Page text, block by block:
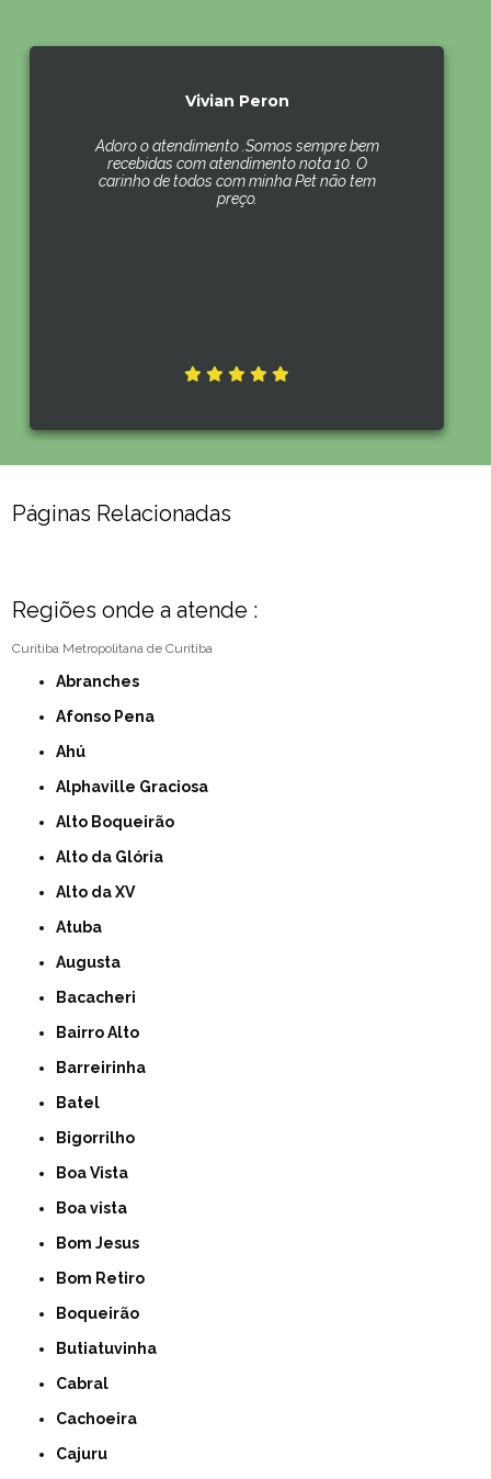
Vivian Peron
Adoro o atendimento .Somos sempre bem
recebidas com atendimento nota 10. O
carinho de todos com minha Pet não tem
preço.
Páginas Relacionadas
Regiões onde a atende :
Curitiba Metropolitana de Curitiba
Abranches
Afonso Pena
Ahú
Alphaville Graciosa
Alto Boqueirão
Alto da Glória
Alto da XV
Atuba
Augusta
Bacacheri
Bairro Alto
Barreirinha
Batel
Bigorrilho
Boa Vista
Boa vista
Bom Jesus
Bom Retiro
Boqueirão
Butiatuvinha
Cabral
Cachoeira
Cajuru